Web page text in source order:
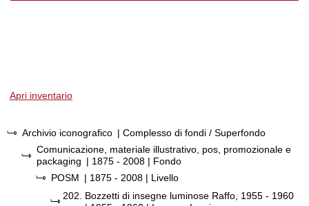
Apri inventario
Archivio iconografico | Complesso di fondi / Superfondo
Comunicazione, materiale illustrativo, pos, promozionale e
packaging | 1875 - 2008 | Fondo
POSM | 1875 - 2008 | Livello
202.
Bozzetti di insegne luminose Raffo, 1955 - 1960